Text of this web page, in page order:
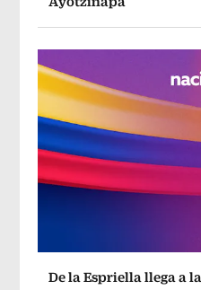
De la Espriella llega a